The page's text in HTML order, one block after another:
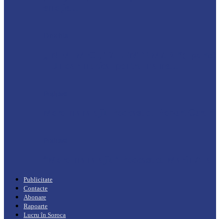
Publicitate
Contacte
Abonare
Rapoarte
Lucru în Soroca